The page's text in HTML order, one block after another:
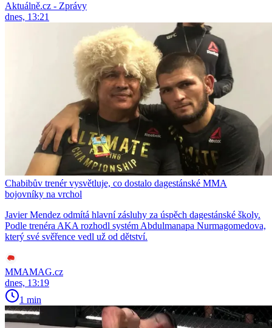
Aktuálně.cz - Zprávy
dnes, 13:21
Chabibův trenér vysvětluje, co dostalo dagestánské MMA
bojovníky na vrchol
Javier Mendez odmítá hlavní zásluhy za úspěch dagestánské školy.
Podle trenéra AKA rozhodl systém Abdulmanapa Nurmagomedova,
který své svěřence vedl už od dětství.
MMAMAG.cz
dnes, 13:19
1 min